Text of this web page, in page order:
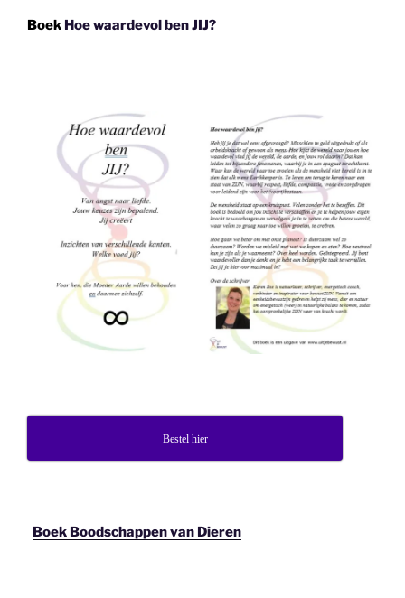
Boek Hoe waardevol ben JIJ?
Bestel hier
Boek Boodschappen van Dieren